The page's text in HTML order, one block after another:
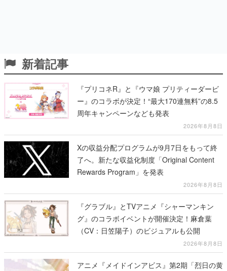
新着記事
『プリコネR』と『ウマ娘 プリティーダービ
ー』のコラボが決定！“最大170連無料”の8.5
周年キャンペーンなども発表
2026年8月8日
Xの収益分配プログラムが9月7日をもって終
了へ。新たな収益化制度「Original Content
Rewards Program」を発表
2026年8月8日
『グラブル』とTVアニメ『シャーマンキン
グ』のコラボイベントが開催決定！麻倉葉
（CV：日笠陽子）のビジュアルも公開
2026年8月8日
アニメ『メイドインアビス』第2期「烈日の黄